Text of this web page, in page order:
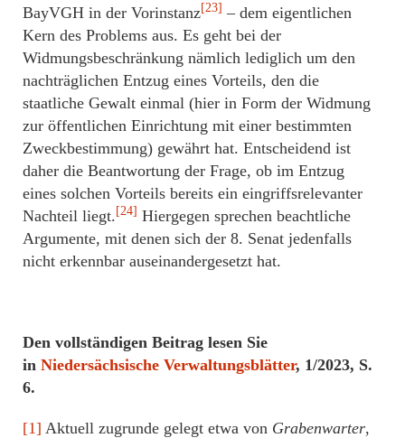
BayVGH in der Vorinstanz[23] – dem eigentlichen
Kern des Problems aus. Es geht bei der
Widmungsbeschränkung nämlich lediglich um den
nachträglichen Entzug eines Vorteils, den die
staatliche Gewalt einmal (hier in Form der Widmung
zur öffentlichen Einrichtung mit einer bestimmten
Zweckbestimmung) gewährt hat. Entscheidend ist
daher die Beantwortung der Frage, ob im Entzug
eines solchen Vorteils bereits ein eingriffsrelevanter
Nachteil liegt. [24] Hiergegen sprechen beachtliche
Argumente, mit denen sich der 8. Senat jedenfalls
nicht erkennbar auseinandergesetzt hat.
Den vollständigen Beitrag lesen Sie
in Niedersächsische Verwaltungsblätter, 1/2023, S.
6.
[1] Aktuell zugrunde gelegt etwa von Grabenwarter,